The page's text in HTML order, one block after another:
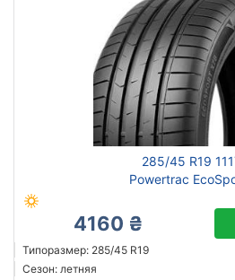
285/45 R19
Powertrac
4160 ₴
Типоразмер: 285/45 R19
Сезон: летняя